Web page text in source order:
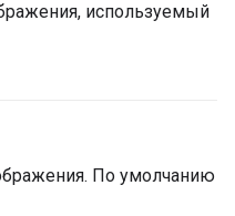
используемый
По умолчанию